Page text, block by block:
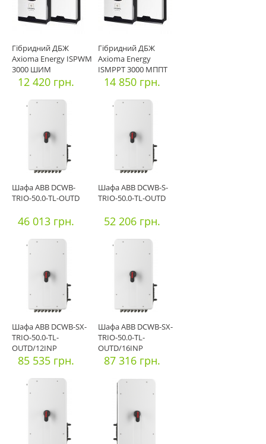
Гібридний ДБЖ
Axioma Energy ISPWM
3000 ШИМ
12 420 грн.
Гібридний ДБЖ
Axioma Energy
ISMPPT 3000 МППТ
14 850 грн.
Шафа ABB DCWB-
TRIO-50.0-TL-OUTD
46 013 грн.
Шафа ABB DCWB-S-
TRIO-50.0-TL-OUTD
52 206 грн.
Шафа ABB DCWB-SX-
TRIO-50.0-TL-
OUTD/12INP
85 535 грн.
Шафа ABB DCWB-SX-
TRIO-50.0-TL-
OUTD/16INP
87 316 грн.